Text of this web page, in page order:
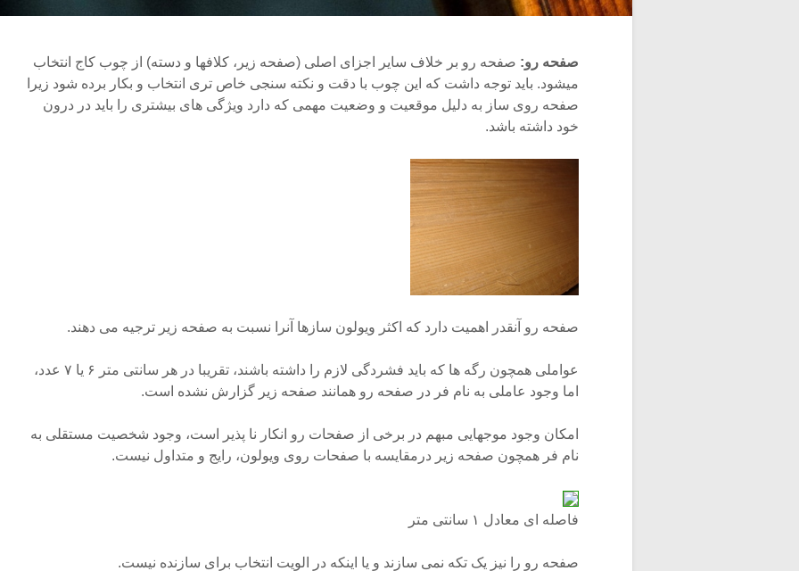
صفحه رو: صفحه رو بر خلاف سایر اجزای اصلی (صفحه زیر، کلافها و دسته) از چوب کاج انتخاب
میشود. باید توجه داشت که این چوب با دقت و نکته سنجی خاص تری انتخاب و بکار برده شود زیرا
صفحه روی ساز به دلیل موقعیت و وضعیت مهمی که دارد ویژگی های بیشتری را باید در درون
خود داشته باشد.
صفحه رو آنقدر اهمیت دارد که اکثر ویولون سازها آنرا نسبت به صفحه زیر ترجیه می دهند.
عواملی همچون رگه ها که باید فشردگی لازم را داشته باشند، تقریبا در هر سانتی متر ۶ یا ۷ عدد،
اما وجود عاملی به نام فر در صفحه رو همانند صفحه زیر گزارش نشده است.
امکان وجود موجهایی مبهم در برخی از صفحات رو انکار نا پذیر است، وجود شخصیت مستقلی به
نام فر همچون صفحه زیر درمقایسه با صفحات روی ویولون، رایج و متداول نیست.
فاصله ای معادل ۱ سانتی متر
صفحه رو را نیز یک تکه نمی سازند و یا اینکه در الویت انتخاب برای سازنده نیست.